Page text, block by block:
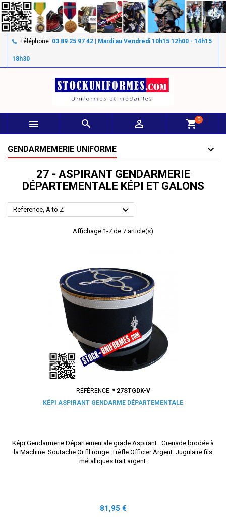
Téléphone: 03 89 25 97 42 | Mardi au Vendredi 10h15 12h00 - 14h15
18h30
   shopping_cart0
GENDARMEMERIE UNIFORME
27 - ASPIRANT GENDARMERIE
DÉPARTEMENTALE KÉPI ET GALONS
Reference, A to Z 
Affichage 1-7 de 7 article(s)
RÉFÉRENCE: * 27STGDK-V
KÉPI ASPIRANT GENDARME DÉPARTEMENTALE
Képi Gendarmerie Départementale grade Aspirant. Grenade brodée à
la Machine. Soutache Or fil rouge. Trèfle Officier Argent. Jugulaire fils
métalliques trait argent.
Prix
81,95 €